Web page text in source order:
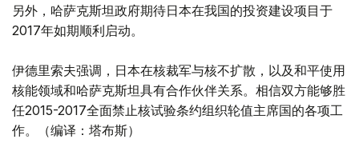
另外，哈萨克斯坦政府期待日本在我国的投资建设项目于
2017年如期顺利启动。
伊德里索夫强调，日本在核裁军与核不扩散，以及和平使用
核能领域和哈萨克斯坦具有合作伙伴关系。相信双方能够胜
任2015-2017全面禁止核试验条约组织轮值主席国的各项工
作。（编译：塔布斯）